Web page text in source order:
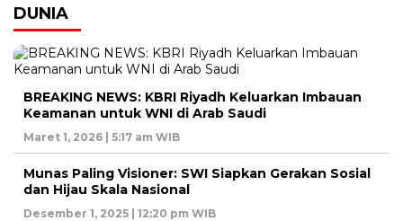
DUNIA
BREAKING NEWS: KBRI Riyadh Keluarkan Imbauan
Keamanan untuk WNI di Arab Saudi
Maret 1, 2026 | 5:17 am WIB
Munas Paling Visioner: SWI Siapkan Gerakan Sosial
dan Hijau Skala Nasional
Desember 1, 2025 | 12:20 pm WIB